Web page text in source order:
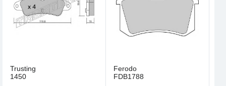
Trusting
1450
Ferodo
FDB1788